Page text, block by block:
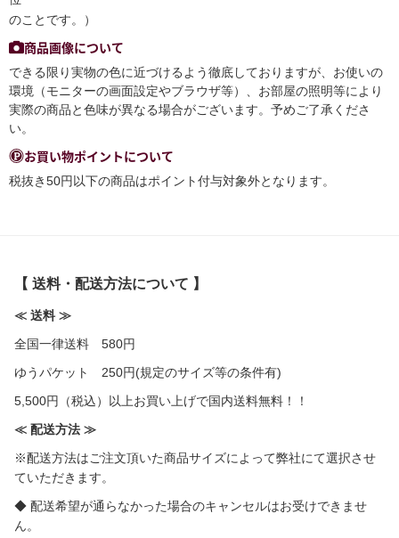
のことです。）
商品画像について
できる限り実物の色に近づけるよう徹底しておりますが、お使いの
環境（モニターの画面設定やブラウザ等）、お部屋の照明等により
実際の商品と色味が異なる場合がございます。予めご了承くださ
い。
お買い物ポイントについて
税抜き50円以下の商品はポイント付与対象外となります。
【 送料・配送方法について 】
≪ 送料 ≫
全国一律送料 580円
ゆうパケット 250円(規定のサイズ等の条件有)
5,500円（税込）以上お買い上げで国内送料無料！！
≪ 配送方法 ≫
※配送方法はご注文頂いた商品サイズによって弊社にて選択させ
ていただきます。
◆ 配送希望が通らなかった場合のキャンセルはお受けできませ
ん。